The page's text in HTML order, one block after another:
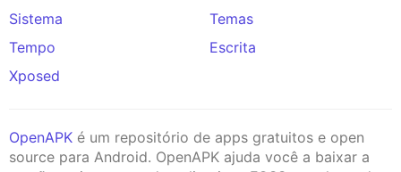
Sistema
Temas
Tempo
Escrita
Xposed
OpenAPK é um repositório de apps gratuitos e open
source para Android. OpenAPK ajuda você a baixar a